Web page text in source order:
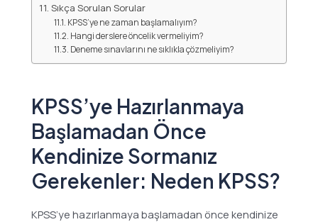
Sıkça Sorulan Sorular
KPSS’ye ne zaman başlamalıyım?
Hangi derslere öncelik vermeliyim?
Deneme sınavlarını ne sıklıkla çözmeliyim?
KPSS’ye Hazırlanmaya
Başlamadan Önce
Kendinize Sormanız
Gerekenler: Neden KPSS?
KPSS’ye hazırlanmaya başlamadan önce kendinize